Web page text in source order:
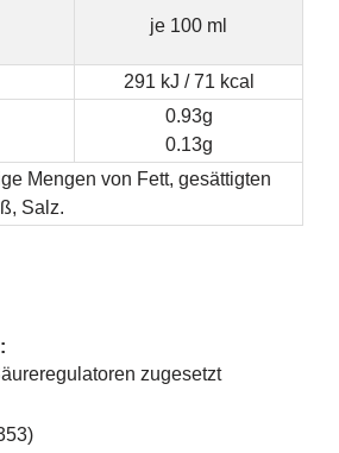
je 100 ml
291 kJ / 71 kcal
0.93g
0.13g
Mengen von Fett, gesättigten
Salz.
zugesetzt